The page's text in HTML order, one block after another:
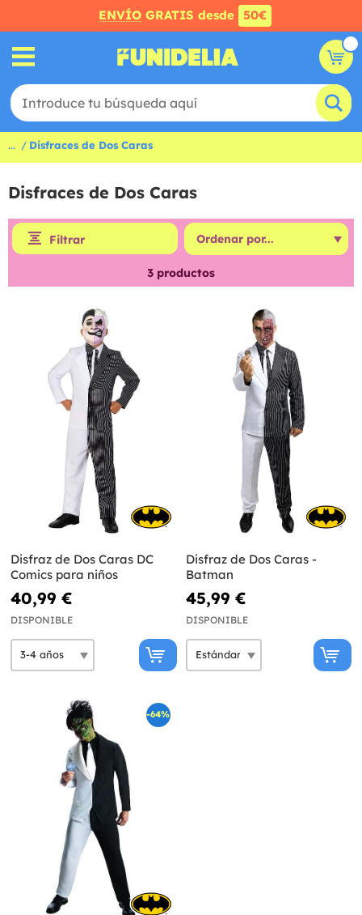
ENVÍO GRATIS desde 50€
... Disfraces de Dos Caras
Disfraces de Dos Caras
Filtrar
3 productos
Disfraz de Dos Caras DC
Comics para niños
40,99 €
DISPONIBLE
Disfraz de Dos Caras -
Batman
45,99 €
DISPONIBLE
-64%